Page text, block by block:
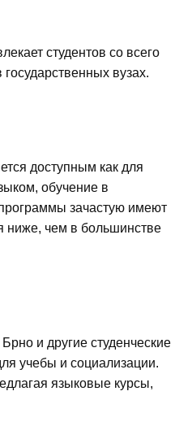
студентов со всего
вузах.
доступным как для
обучение в
зачастую имеют
ниже, чем в большинстве
и другие студенческие
учебы и социализации.
языковые курсы,